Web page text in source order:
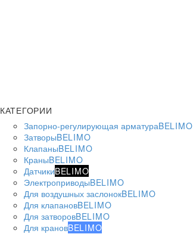
КАТЕГОРИИ
Запорно-регулирующая арматураBELIMO
ЗатворыBELIMO
КлапаныBELIMO
КраныBELIMO
ДатчикиBELIMO
ЭлектроприводыBELIMO
Для воздушных заслонокBELIMO
Для клапановBELIMO
Для затворовBELIMO
Для крановBELIMO